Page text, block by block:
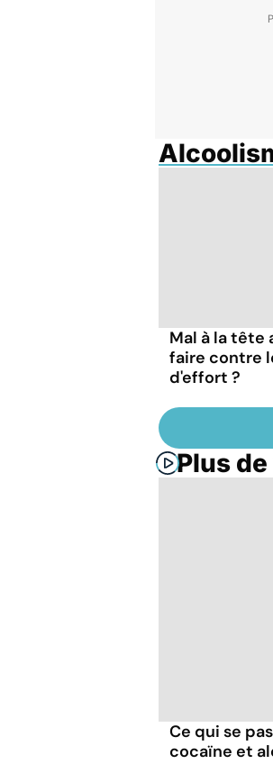
Mal à la tête
faire contre
d'effort ?
Plus
Ce qui se
cocaïne et